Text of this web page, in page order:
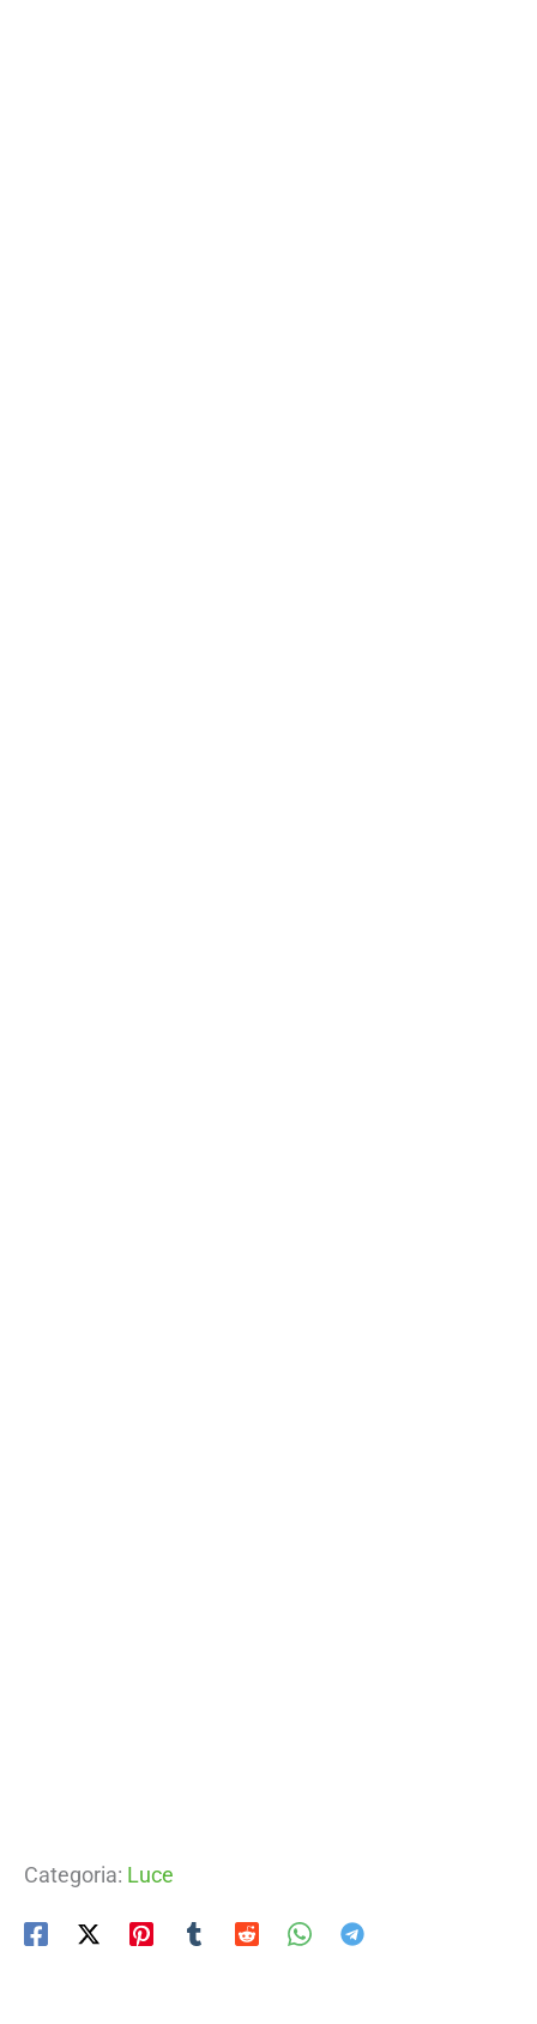
Categoria: Luce